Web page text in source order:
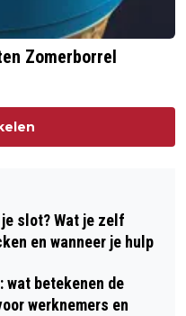
Zomerborrel
slot? Wat je zelf
en wanneer je hulp
wat betekenen de
werknemers en